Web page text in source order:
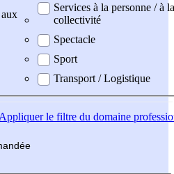
Services à la personne / à la
collectivité
Spectacle
Sport
Transport / Logistique
Appliquerle filtre du domaine